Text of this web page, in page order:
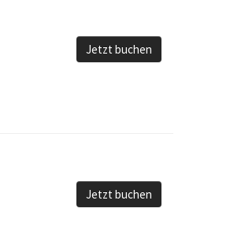
Jetzt buchen
Jetzt buchen